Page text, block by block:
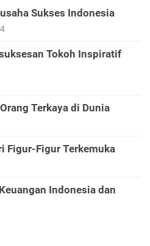
Sukses Indonesia
Tokoh Inspiratif
Terkaya di Dunia
Figur-Figur Terkemuka
Indonesia dan